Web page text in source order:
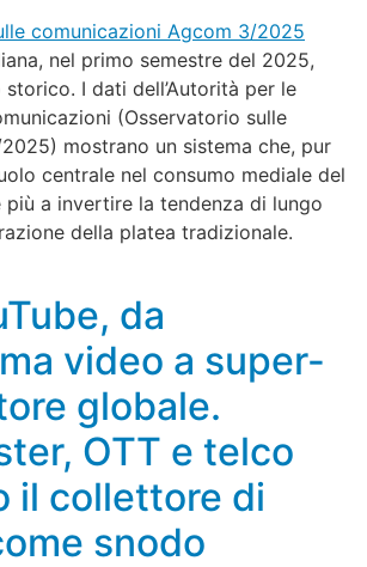
nel primo semestre del 2025,
I dati dell’Autorità per le
(Osservatorio sulle
mostrano un sistema che, pur
centrale nel consumo mediale del
più a invertire la tendenza di lungo
della platea tradizionale.
da
video a super-
globale.
OTT e telco
il collettore di
snodo